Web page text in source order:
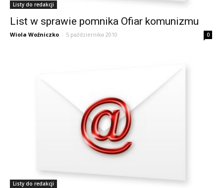
Listy do redakcji
List w sprawie pomnika Ofiar komunizmu
Wiola Woźniczko - 5 października 2010 0
Listy do redakcji